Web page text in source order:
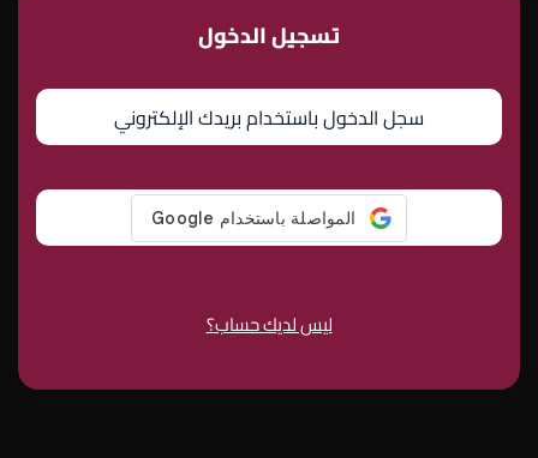
تسجيل الدخول
سجل الدخول باستخدام بريدك الإلكتروني
ليس لديك حساب؟